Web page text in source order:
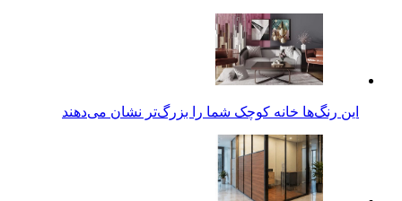
این رنگ‌ها خانه کوچک شما را بزرگ‌تر نشان می‌دهند